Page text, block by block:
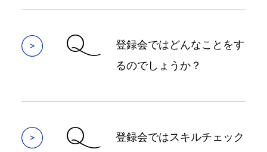
Q
登録会ではどんなことをす
るのでしょうか？
Q
登録会ではスキルチェック